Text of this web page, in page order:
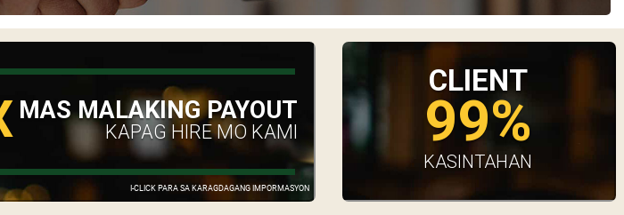
I-CLICK PARA SA KARAGDAGANG IMPORMASYON
MAS MALAKING PAYOUT
KAPAG HIRE MO KAMI
CLIENT
99%
KASINTAHAN